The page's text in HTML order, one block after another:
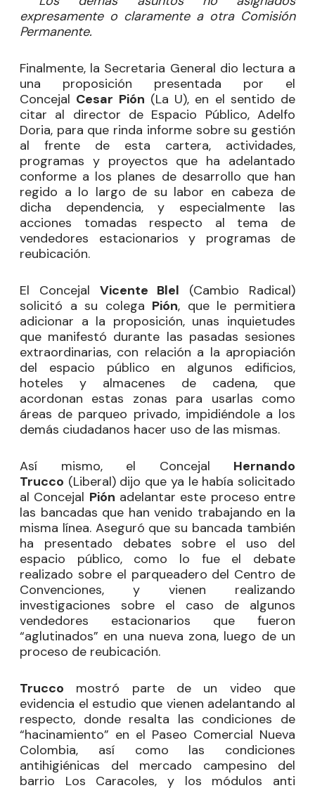
expresamente o claramente a otra Comisión
Permanente.
Finalmente, la Secretaria General dio lectura a
una proposición presentada por el
Concejal Cesar Pión (La U), en el sentido de
citar al director de Espacio Público, Adelfo
Doria, para que rinda informe sobre su gestión
al frente de esta cartera, actividades,
programas y proyectos que ha adelantado
conforme a los planes de desarrollo que han
regido a lo largo de su labor en cabeza de
dicha dependencia, y especialmente las
acciones tomadas respecto al tema de
vendedores estacionarios y programas de
reubicación.
El Concejal Vicente Blel (Cambio Radical)
solicitó a su colega Pión, que le permitiera
adicionar a la proposición, unas inquietudes
que manifestó durante las pasadas sesiones
extraordinarias, con relación a la apropiación
del espacio público en algunos edificios,
hoteles y almacenes de cadena, que
acordonan estas zonas para usarlas como
áreas de parqueo privado, impidiéndole a los
demás ciudadanos hacer uso de las mismas.
Así mismo, el Concejal Hernando
Trucco (Liberal) dijo que ya le había solicitado
al Concejal Pión adelantar este proceso entre
las bancadas que han venido trabajando en la
misma línea. Aseguró que su bancada también
ha presentado debates sobre el uso del
espacio público, como lo fue el debate
realizado sobre el parqueadero del Centro de
Convenciones, y vienen realizando
investigaciones sobre el caso de algunos
vendedores estacionarios que fueron
“aglutinados” en una nueva zona, luego de un
proceso de reubicación.
Trucco mostró parte de un video que
evidencia el estudio que vienen adelantando al
respecto, donde resalta las condiciones de
“hacinamiento” en el Paseo Comercial Nueva
Colombia, así como las condiciones
antihigiénicas del mercado campesino del
barrio Los Caracoles, y los módulos anti